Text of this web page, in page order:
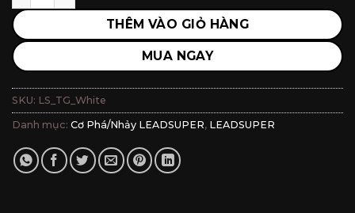
₫3,500,000.là:
₫2,400,000.
THÊM VÀO GIỎ HÀNG
MUA NGAY
SKU: LS_TG_White
Danh mục: Cơ Phá/Nhảy LEADSUPER, LEADSUPER